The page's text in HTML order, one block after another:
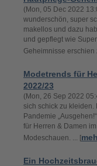
(Mon, 05 Dec 2022
wunderschön, super
makellos und dazu
und gepflegt wie
Geheimnisse erschien
Modetrends für
2022/23
(Mon, 26 Sep 2022
sich schick zu kleiden.
Pandemie
für Herren & Damen
Modeschauen. ... [
Ein